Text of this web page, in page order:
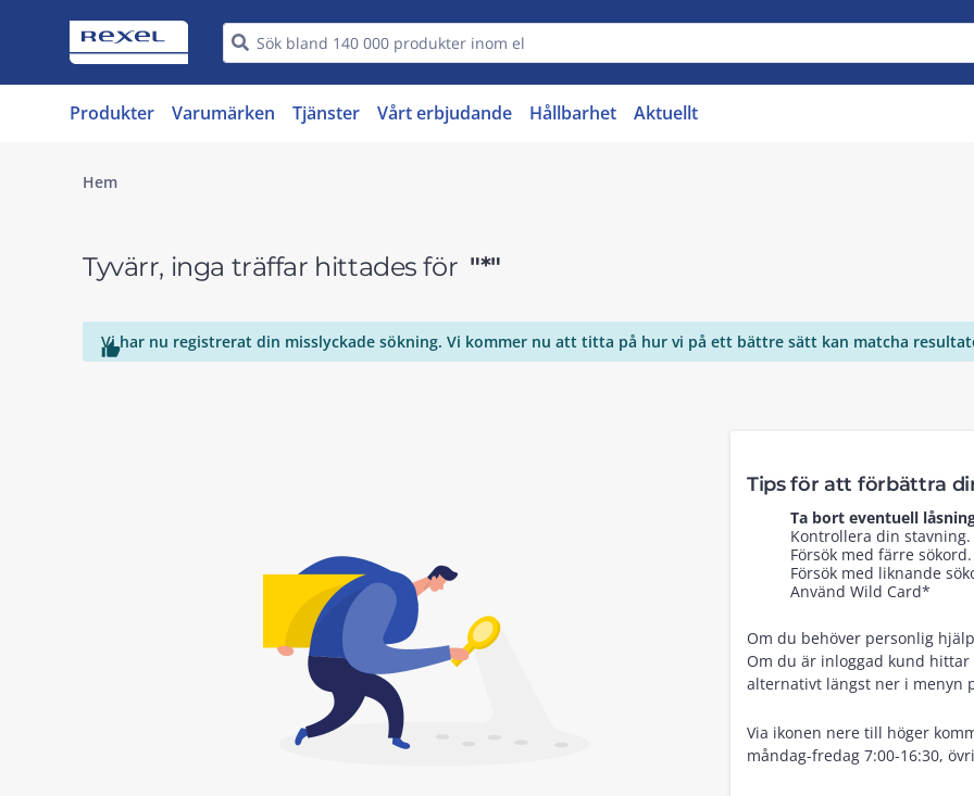
Produkter Varumärken Tjänster Vårt erbjudande Hållbarhet Aktuellt
Hem
Tyvärr, inga träffar hittades för "*"

Vi har nu registrerat din misslyckade sökning. Vi kommer nu att titta på hur vi på ett bättre sätt kan matcha
Tips för att förbättra
Ta bort eventuell
Kontrollera din stavning.
Försök med färre sökord.
Försök med liknande
Använd Wild Card*
Om du behöver personlig
Om du är inloggad kund
alternativt längst ner i menyn
Via ikonen nere till höger
måndag-fredag 7:00-16:30,